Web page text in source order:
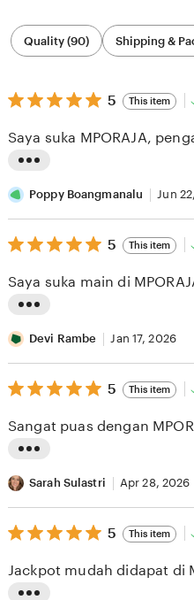
Filter
by
category
Quality (90) Shipping &
5
out
5
stars
5 This item
i
s
t
n
r
e
v
e
b
y
P
p
Saya suka MPORAJA,
Poppy Boangmanalu Jun
5
out
5
stars
5 This item
i
s
t
n
r
e
v
e
Saya suka main di
Devi Rambe Jan 17, 2026
5
out
5
stars
5 This item
i
s
t
n
Sangat puas dengan
Sarah Sulastri Apr 28, 2026
5
out
5
stars
5 This item
Jackpot mudah didapat di